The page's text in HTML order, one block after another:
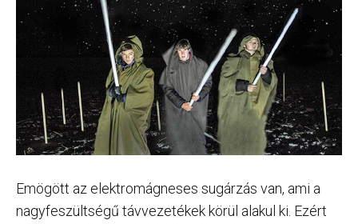
Emögött az elektromágneses sugárzás van, ami a
nagyfeszültségű távvezetékek körül alakul ki. Ezért